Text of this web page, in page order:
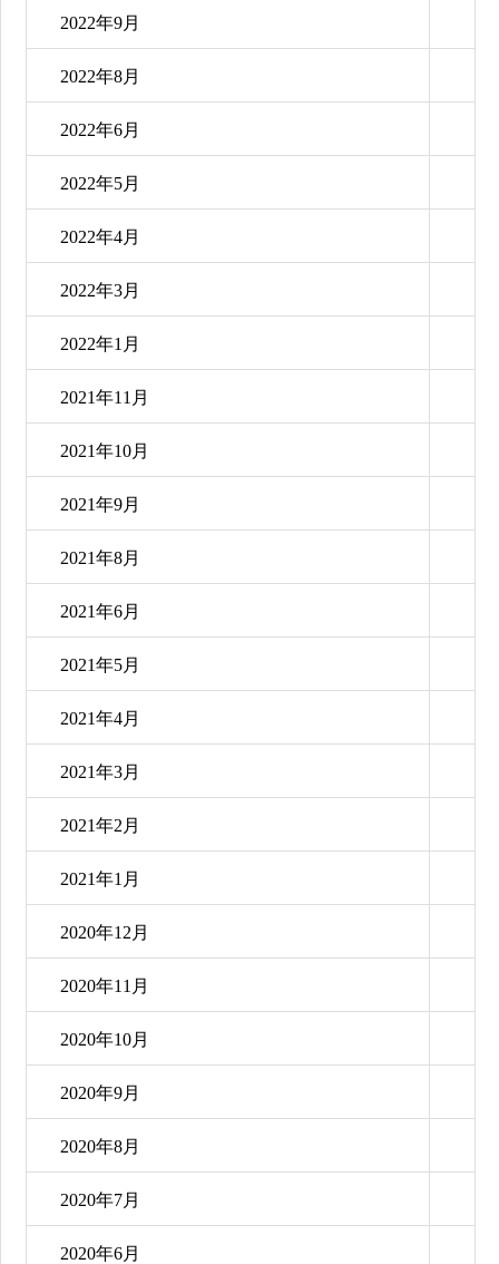
2022年9月
2022年8月
2022年6月
2022年5月
2022年4月
2022年3月
2022年1月
2021年11月
2021年10月
2021年9月
2021年8月
2021年6月
2021年5月
2021年4月
2021年3月
2021年2月
2021年1月
2020年12月
2020年11月
2020年10月
2020年9月
2020年8月
2020年7月
2020年6月